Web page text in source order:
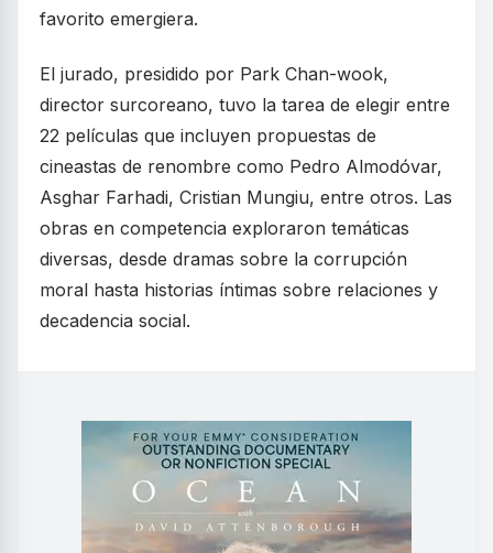
favorito emergiera.
El jurado, presidido por Park Chan-wook,
director surcoreano, tuvo la tarea de elegir entre
22 películas que incluyen propuestas de
cineastas de renombre como Pedro Almodóvar,
Asghar Farhadi, Cristian Mungiu, entre otros. Las
obras en competencia exploraron temáticas
diversas, desde dramas sobre la corrupción
moral hasta historias íntimas sobre relaciones y
decadencia social.